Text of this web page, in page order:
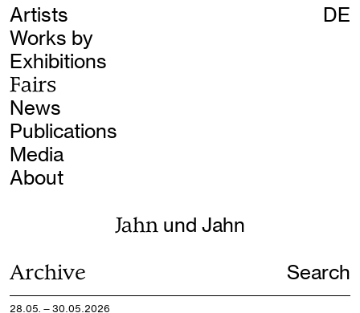
Artists
DE
Works by
Exhibitions
Fairs
News
Publications
Media
About
Jahnund Jahn
Archive
28.05. — 30.05.2026